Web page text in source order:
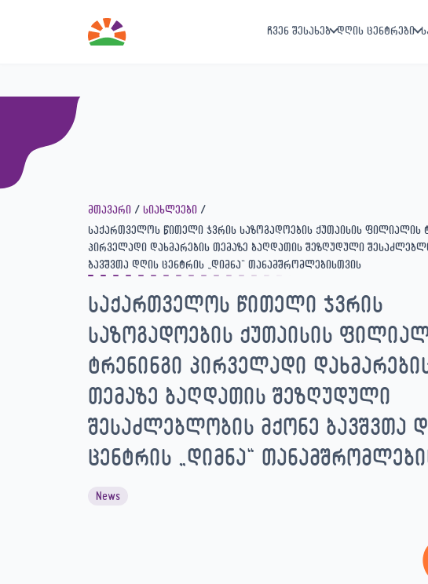
ჩვენ შესახებ დღის ცენტრები
მთავარი
სიახლეები
საქართველოს წითელი ჯვრის საზოგადოების ქუთაისის ფილიალის
პირველადი დახმარების თემაზე ბაღდათის შეზღუდული
ბავშვთა დღის ცენტრის „დიმნა“ თანამშრომლებისთვის
საქართველოს წითელი ჯვრის
საზოგადოების ქუთაისის
ტრენინგი პირველადი
თემაზე ბაღდათის შეზღუდული
შესაძლებლობის მქონე ბავშვთა
ცენტრის „დიმნა“
News